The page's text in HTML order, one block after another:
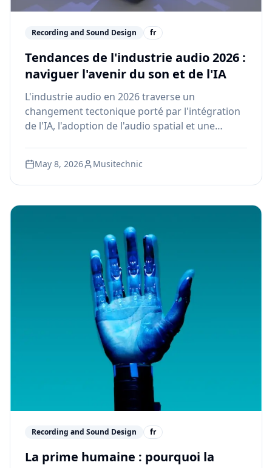
Recording and Sound Design fr
Tendances de l'industrie audio 2026 :
naviguer l'avenir du son et de l'IA
L'industrie audio en 2026 traverse un
changement tectonique porté par l'intégration
de l'IA, l'adoption de l'audio spatial et une
du son doit savoir sur les tendances qui
remodellent les carrières.
May 8, 2026 Musitechnic
Recording and Sound Design fr
La prime humaine : pourquoi la